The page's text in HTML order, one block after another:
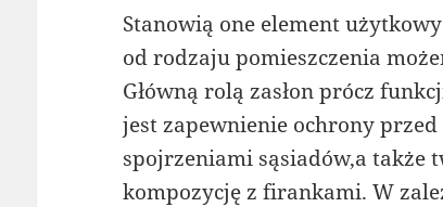
Stanowią one element
od rodzaju pomieszczenia
Główną rolą zasłon prócz
jest zapewnienie ochrony
spojrzeniami sąsiadów,a także
kompozycję z firankami. W